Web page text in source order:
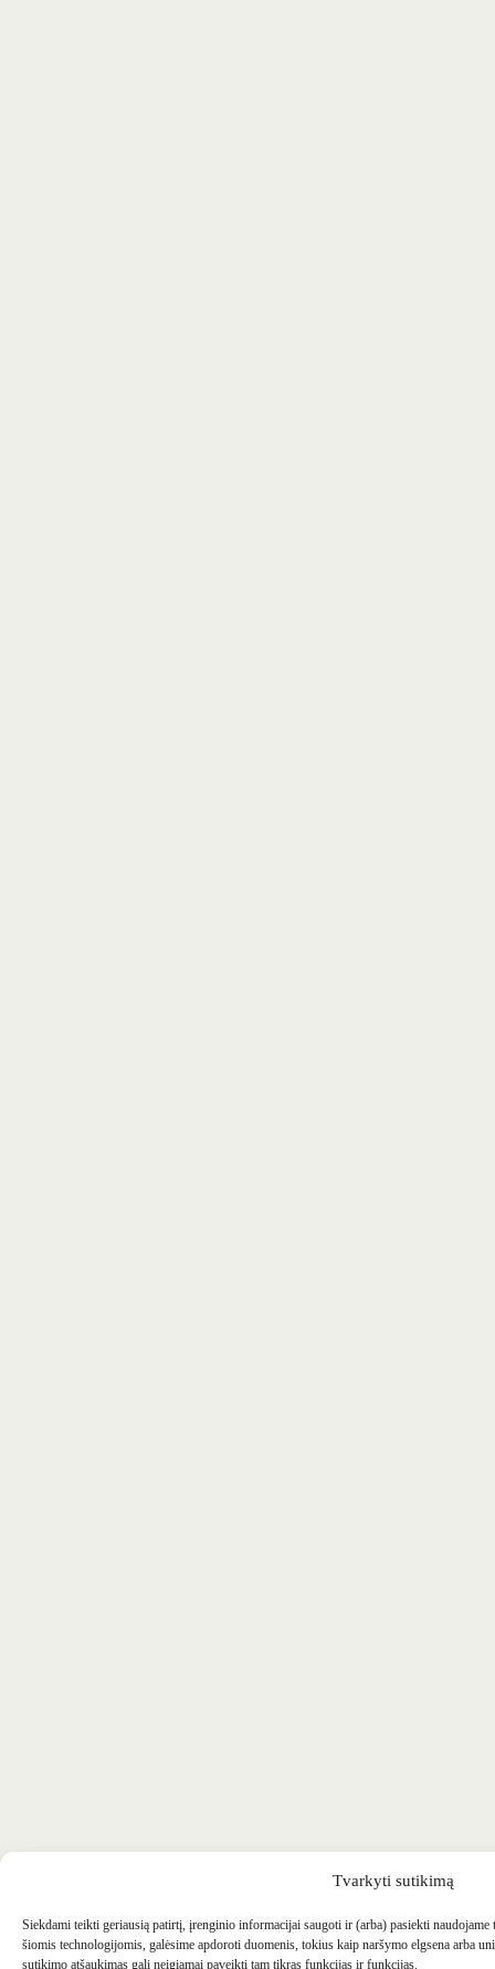
Tvarkyti sutikimą
Siekdami teikti geriausią patirtį, įrenginio informacijai saugoti ir (arba) pasiekti
šiomis technologijomis, galėsime apdoroti duomenis, tokius kaip naršymo elgsena arba
sutikimo atšaukimas gali neigiamai paveikti tam tikras funkcijas ir funkcijas.